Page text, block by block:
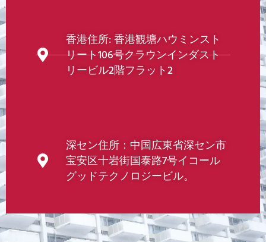
香港住所: 香港観塘ハウミンスト
リート106号クラウンインダスト
リービル2階フラット2
深セン住所：中国広東省深セン市
宝安区十岩街国泰路7号イコール
グッドテクノロジービル。